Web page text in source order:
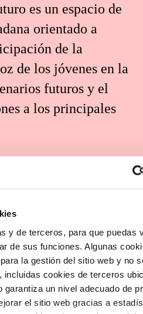
y de terceros, para que puedas
de sus funciones. Algunas
la gestión del sitio web y no
cookies de terceros
garantiza un nivel adecuado de
el sitio web gracias a
es un espacio de
orientado a
de la
de los jóvenes en la
futuros y el
a los principales
es un laboratorio de
que recoge las
nuevas generaciones